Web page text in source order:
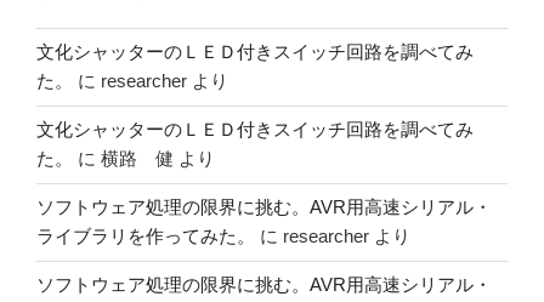
文化シャッターのＬＥＤ付きスイッチ回路を調べてみ
た。
に researcher より
文化シャッターのＬＥＤ付きスイッチ回路を調べてみ
た。
に 横路 健 より
ソフトウェア処理の限界に挑む。AVR用高速シリアル・
ライブラリを作ってみた。
に researcher より
ソフトウェア処理の限界に挑む。AVR用高速シリアル・